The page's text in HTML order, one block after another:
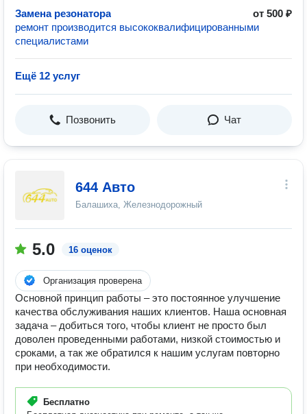
Замена резонатора
от 500 ₽
ремонт производится высококвалифицированными
специалистами
Ещё 12 услуг
Позвонить Чат
644 Авто
Балашиха, Железнодорожный
5.0 16 оценок
Организация проверена
Основной принцип работы – это постоянное улучшение
качества обслуживания наших клиентов. Наша основная
задача – добиться того, чтобы клиент не просто был
доволен проведенными работами, низкой стоимостью и
сроками, а так же обратился к нашим услугам повторно
при необходимости.
Бесплатно